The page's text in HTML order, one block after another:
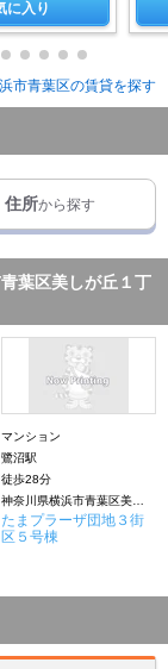
に入り
市青葉区の賃貸を探す
住所から探す
葉区美しが丘１丁
マンション
鷺沼駅
徒歩28分
たまプラーザ団地３街
区５号棟